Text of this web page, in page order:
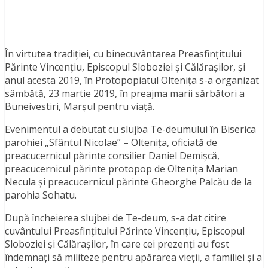
În virtutea tradiției, cu binecuvântarea Preasfințitului
Părinte Vincențiu, Episcopul Sloboziei și Călărașilor, și
anul acesta 2019, în Protopopiatul Oltenița s-a organizat
sâmbătă, 23 martie 2019, în preajma marii sărbători a
Buneivestiri, Marșul pentru viață.
Evenimentul a debutat cu slujba Te-deumului în Biserica
parohiei „Sfântul Nicolae” – Oltenița, oficiată de
preacucernicul părinte consilier Daniel Demișcă,
preacucernicul părinte protopop de Oltenița Marian
Necula și preacucernicul părinte Gheorghe Palcău de la
parohia Sohatu.
După încheierea slujbei de Te-deum, s-a dat citire
cuvântului Preasfințitului Părinte Vincențiu, Episcopul
Sloboziei și Călărașilor, în care cei prezenți au fost
îndemnați să militeze pentru apărarea vieții, a familiei și a